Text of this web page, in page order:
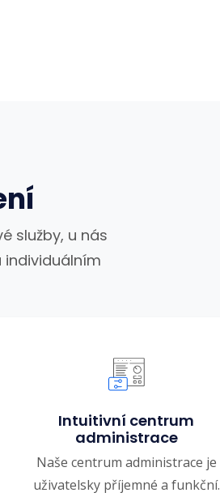
služby, u nás
Intuitivní centrum
administrace
Naše centrum administrace je
uživatelsky příjemné a funkční.